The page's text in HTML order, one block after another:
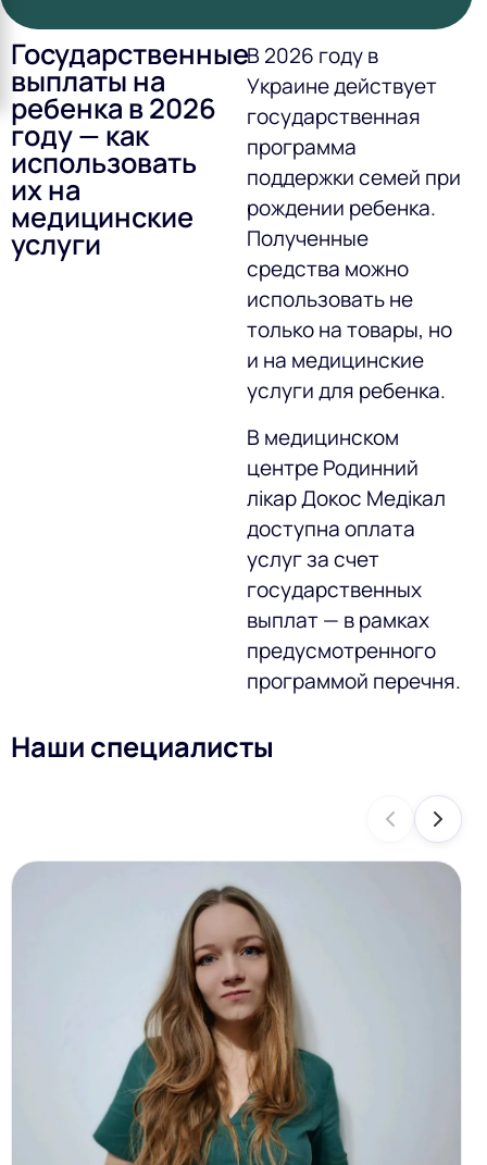
Государственные
выплаты на
ребенка в 2026
году — как
использовать
их на
медицинские
услуги
В 2026 году в
Украине действует
государственная
программа
поддержки семей при
рождении ребенка.
Полученные
средства можно
использовать не
только на товары, но
и на медицинские
услуги для ребенка.
В медицинском
центре Родинний
лікар Докос Медікал
доступна оплата
услуг за счет
государственных
выплат — в рамках
предусмотренного
программой перечня.
Наши специалисты